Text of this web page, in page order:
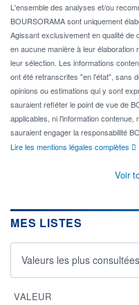
L'ensemble des analyses et/ou
BOURSORAMA sont uniquement
Agissant exclusivement en qualité de
en aucune manière à leur
leur sélection. Les informations
ont été retranscrites "en l'état", sans
opinions ou estimations qui y sont
sauraient refléter le point de vue de
applicables, ni l'information
sauraient engager la responsabilité
Lire les mentions légales complètes
Voir
MES LISTES
Valeurs les plus consultées
VALEUR